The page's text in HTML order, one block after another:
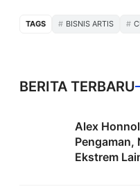
TAGS BISNIS ARTIS
BERITA TERBARU
Alex
Pengaman,
Ekstrem